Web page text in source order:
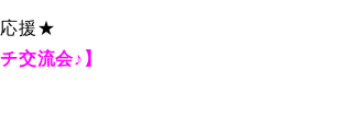
応援★
交流会♪】